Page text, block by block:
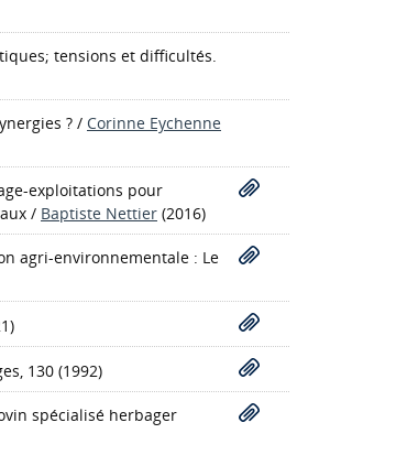
tensions et difficultés.
? / Corinne Eychenne
exploitations pour
/ Baptiste Nettier (2016)
agri-environnementale : Le
130 (1992)
spécialisé herbager